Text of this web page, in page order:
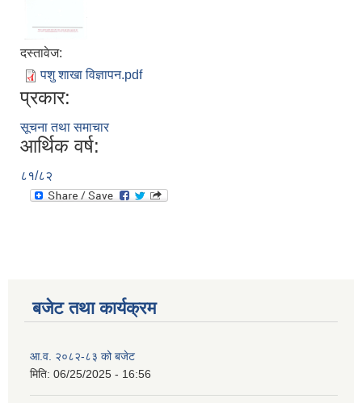
दस्तावेज:
पशु शाखा विज्ञापन.pdf
प्रकार:
सूचना तथा समाचार
आर्थिक वर्ष:
८१/८२
बजेट तथा कार्यक्रम
आ.व. २०८२-८३ को बजेट
मिति: 06/25/2025 - 16:56